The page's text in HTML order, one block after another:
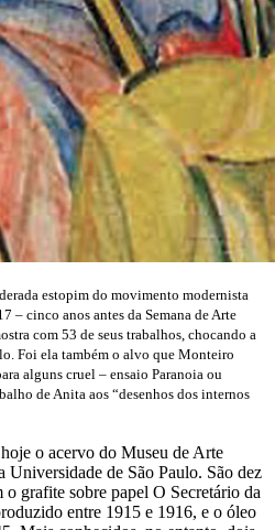
estopim do movimento modernista
– cinco anos antes da Semana de Arte
com 53 de seus trabalhos, chocando a
Foi ela também o alvo que Monteiro
alguns cruel – ensaio Paranoia ou
de Anita aos “desenhos dos internos
o acervo do Museu de Arte
Universidade de São Paulo. São dez
grafite sobre papel O Secretário da
entre 1915 e 1916, e o óleo